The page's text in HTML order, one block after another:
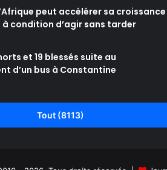
peut accélérer sa croissance
à condition d’agir sans tarder
et 19 blessés suite au
d’un bus à Constantine
Tout (8113)